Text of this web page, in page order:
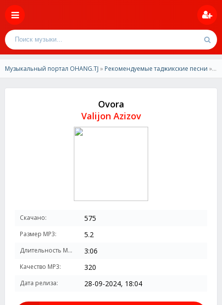
Музыкальный портал OHANG.TJ » Рекомендуемые таджикские песни » Valijon Azizov - Ovora 2024
Ovora
Valijon Azizov
Скачано: 575
Размер MP3: 5.2
Длительность MP3: 3:06
Качество MP3: 320
Дата релиза: 28-09-2024, 18:04